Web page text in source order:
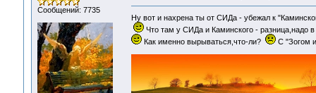
Сообщений: 7735
Ну вот и нахрена ты от СИДа - убежал к
Что там у СИДа и Каминского - разница,надо
Как именно вырываться,что-ли?
С "Зогом